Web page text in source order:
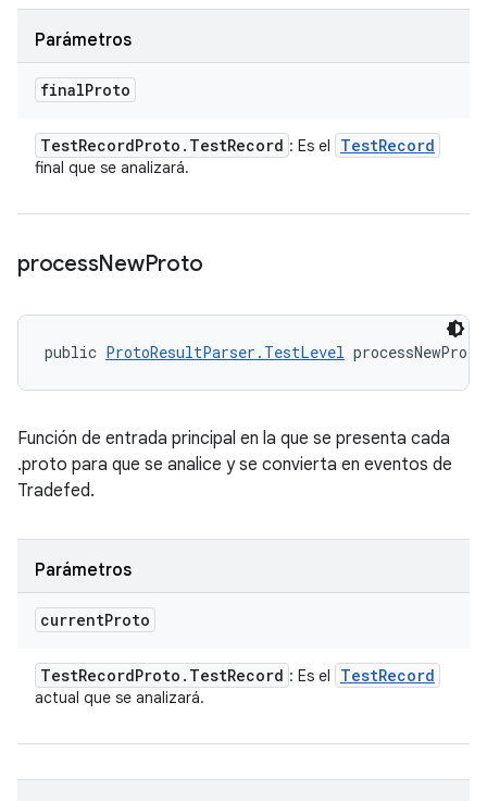
Parámetros
finalProto
TestRecordProto . TestRecord : Es el TestRecord
final que se analizará.
processNewProto
public ProtoResultParser.TestLevel
Función de entrada principal en la que se presenta cada
.proto para que se analice y se convierta en eventos de
Tradefed.
Parámetros
currentProto
TestRecordProto . TestRecord : Es el TestRecord
actual que se analizará.